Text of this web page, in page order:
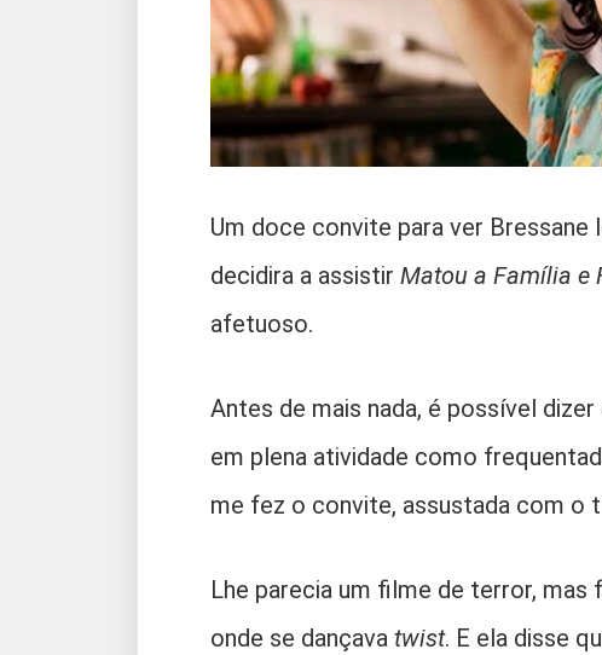
Um doce convite para ver Bressane
decidira a assistir Matou a Família e
afetuoso.
Antes de mais nada, é possível
em plena atividade como
me fez o convite, assustada com o
Lhe parecia um filme de terror, mas
onde se dançava twist. E ela disse